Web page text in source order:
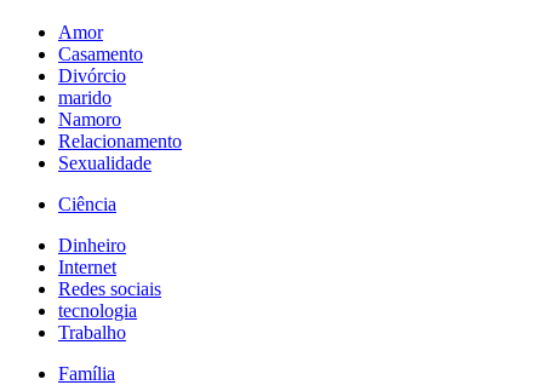
Amor
Casamento
Divórcio
marido
Namoro
Relacionamento
Sexualidade
Ciência
Dinheiro
Internet
Redes sociais
tecnologia
Trabalho
Família